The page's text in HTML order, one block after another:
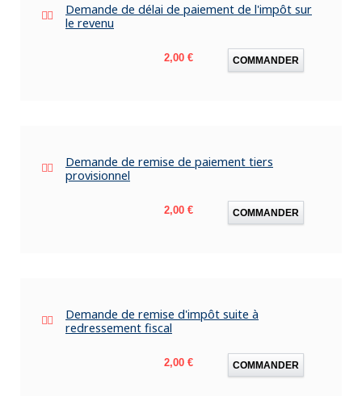
Demande de délai de paiement de l'impôt sur
le revenu
Prix
2,00 € COMMANDER
Demande de remise de paiement tiers
provisionnel
Prix
2,00 € COMMANDER
Demande de remise d'impôt suite à
redressement fiscal
Prix
2,00 € COMMANDER